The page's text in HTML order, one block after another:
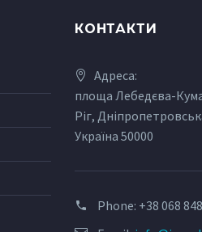
КОНТАКТИ
Адреса:
площа Лебедєва-
Ріг,
Україна 50000
Phone: +38 068